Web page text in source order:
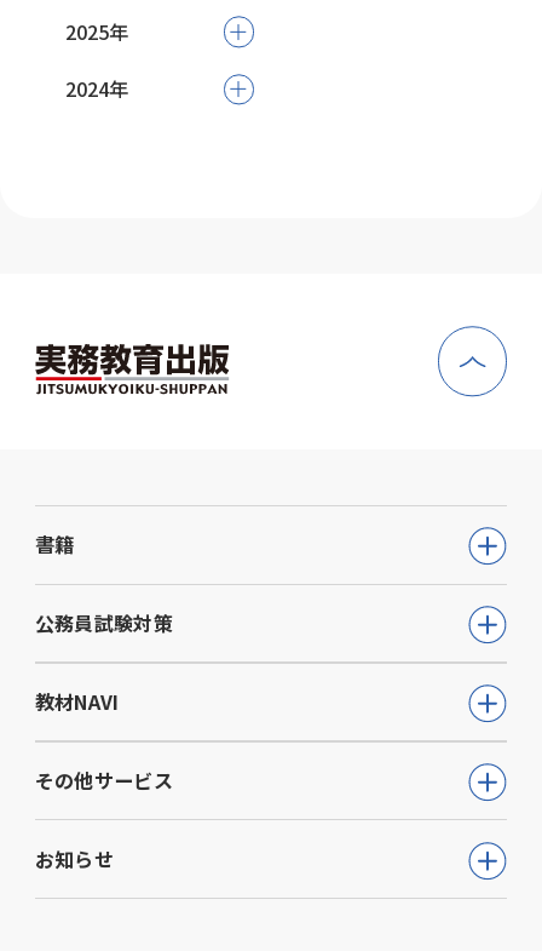
2025年
2025年12月 (21)
2025年07月 (18)
2025年03月 (9)
2025年02月 (6)
2024年
書籍
公務員試験
教員採用試験
就職・資格・検定
教育・学参
ビジネス
生活実用・教養
心理学
公務員試験対策
公務員試験について知る
通信講座
動画で学ぶ【公務員合格】シリーズ
書籍
模擬試験
教材NAVI
高等学校向け事業
大学・短期大学向け事業
専門学校向け事業
中学校向け事業
その他サービス
ウェルネス(心理検査他)
児童発達支援事業
お知らせ